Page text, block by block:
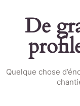
De
Quelque chose